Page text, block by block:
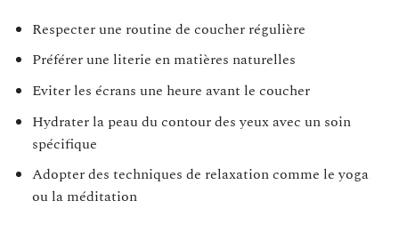
Respecter une routine de coucher régulière
Préférer une literie en matières naturelles
Eviter les écrans une heure avant le coucher
Hydrater la peau du contour des yeux avec un soin
spécifique
Adopter des techniques de relaxation comme le yoga
ou la méditation